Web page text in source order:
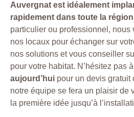
Auvergnat est idéalement
rapidement dans toute la
particulier ou professionnel,
nos locaux pour échanger sur
nos solutions et vous conseiller
pour votre habitat. N’hésitez pas à
aujourd’hui pour un devis gratuit
notre équipe se fera un plaisir de
la première idée jusqu’à